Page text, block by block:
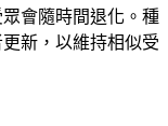
會隨時間退化。種
新，以維持相似受